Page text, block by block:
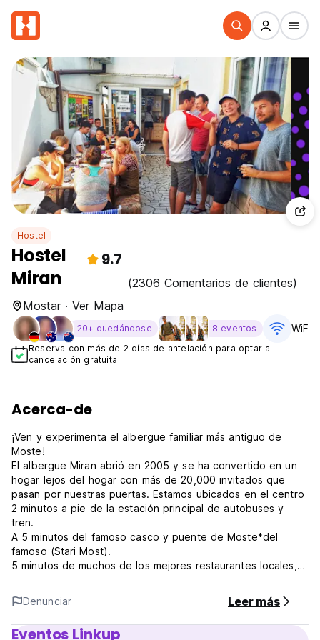
Hostel
Hostel
Miran
9.7
(2306 Comentarios de clientes)
Mostar · Ver Mapa
20+ quedándose 8 eventos WiFi
Reserva con más de 2 días de antelación para optar a
cancelación gratuita
Acerca-de
¡Ven y experimenta el albergue familiar más antiguo de
Moste!
El albergue Miran abrió en 2005 y se ha convertido en un
hogar lejos del hogar con más de 20,000 invitados que
pasan por nuestras puertas. Estamos ubicados en el centro
2 minutos a pie de la estación principal de autobuses y
tren.
A 5 minutos del famoso casco y puente de Moste*del
famoso (Stari Most).
5 minutos de muchos de los mejores restaurantes locales,
Todo el día Herzegovina y War Tour comienzan 10 am
Check -in - 9:00 - 22:00
Echa un vistazo - 10 am
Denunciar Leer más
Eventos Linkup